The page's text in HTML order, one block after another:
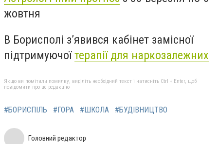
жовтня
В Борисполі з’явився кабінет замісної
підтримуючоїтерапії для наркозалежних
Якщо ви помітили помилку, виділіть необхідний текст і натисніть Ctrl + Enter, щоб
повідомити про це редакцію
#БОРИСПІЛЬ #ГОРА #ШКОЛА #БУДІВНИЦТВО
Головний редактор